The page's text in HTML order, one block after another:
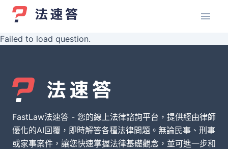
Failed to load question.
FastLaw法速答 - 您的線上法律諮詢平台，提供經由律師
優化的AI回覆，即時解答各種法律問題。無論民事、刑事
或家事案件，讓您快速掌握法律基礎觀念，並可進一步和